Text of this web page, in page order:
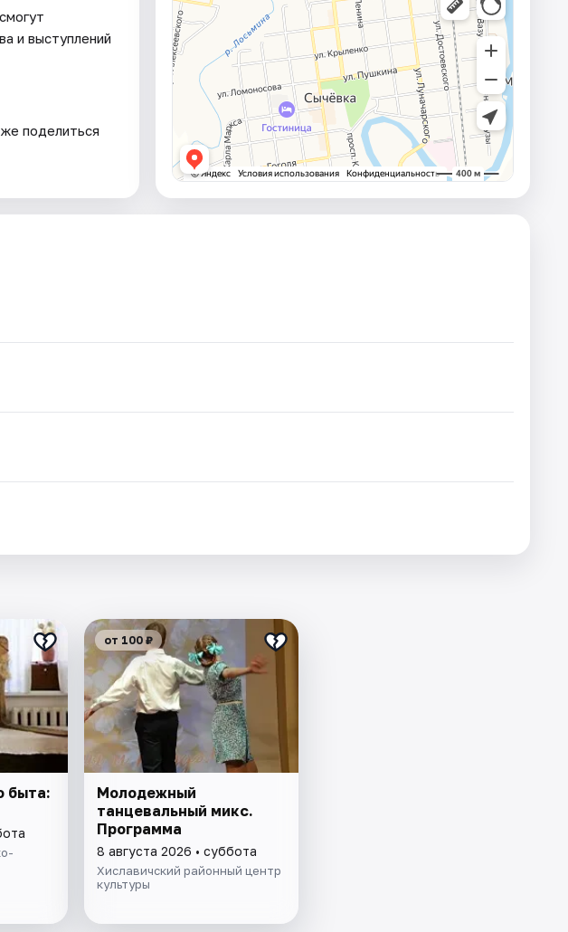
и выступлений
поделиться
быта:
от 100 ₽
Молодежный
танцевальный микс.
Программа
8 августа 2026 • суббота
Хиславичский районный центр
культуры